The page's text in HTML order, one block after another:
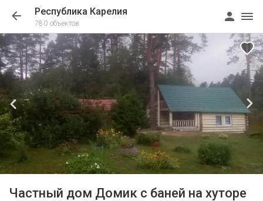
Республика Карелия
780 объектов
Частный дом Домик с баней на хуторе